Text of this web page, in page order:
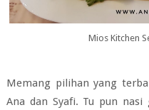
Mios Kitchen
Memang pilihan yang
Ana dan Syafi. Tu pun